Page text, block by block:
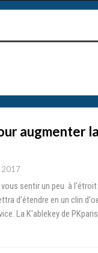
augmenter
2017
sentir un peu à
d'étendre en un clin
La K'ablekey de